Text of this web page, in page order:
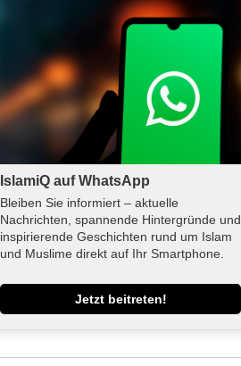
IslamiQ auf WhatsApp
Bleiben Sie informiert – aktuelle
Nachrichten, spannende Hintergründe und
inspirierende Geschichten rund um Islam
und Muslime direkt auf Ihr Smartphone.
Jetzt beitreten!